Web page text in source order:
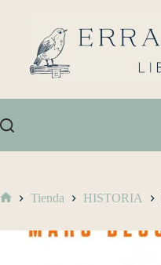
Tienda HISTORIA